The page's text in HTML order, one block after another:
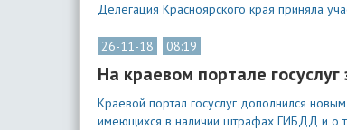
Делегация Красноярского края приняла
26-11-18 08:19
На краевом портале
Краевой портал госуслуг дополнился
имеющихся в наличии штрафах ГИБДД и о